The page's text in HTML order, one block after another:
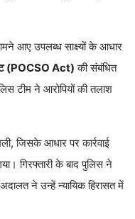
आए उपलब्ध साक्ष्यों के आधार
(POCSO Act) की संबंधित
टीम ने आरोपियों की तलाश
जिसके आधार पर कार्रवाई
गिरफ्तारी के बाद पुलिस ने
ने उन्हें न्यायिक हिरासत में